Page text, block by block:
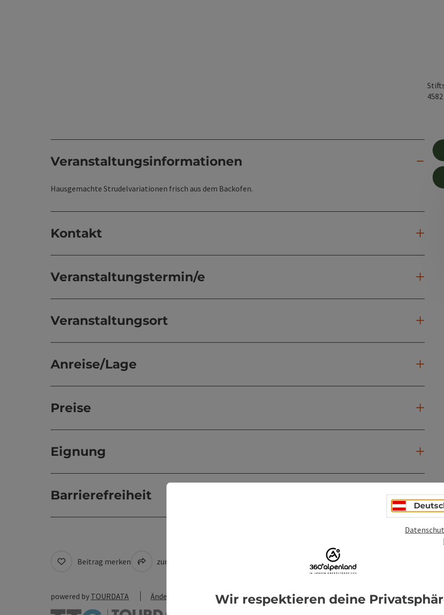
4582
Veranstaltungsinformationen
Hausgemachte Strudelvariationen frisch aus dem Backofen.
Kontakt
Veranstaltungstermin/e
Veranstaltungsort
Anreise/Lage
Preise
Eignung
Barrierefreiheit
Beitrag merken zum Merkzettel Beitrag drucken
powered by TOURDATA Änderung vorschlagenWir respektieren deine